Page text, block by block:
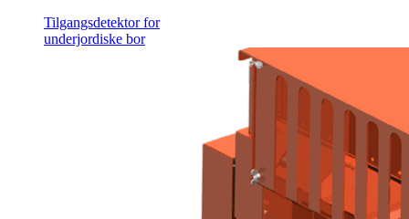
Tilgangsdetektor for
underjordiske bor